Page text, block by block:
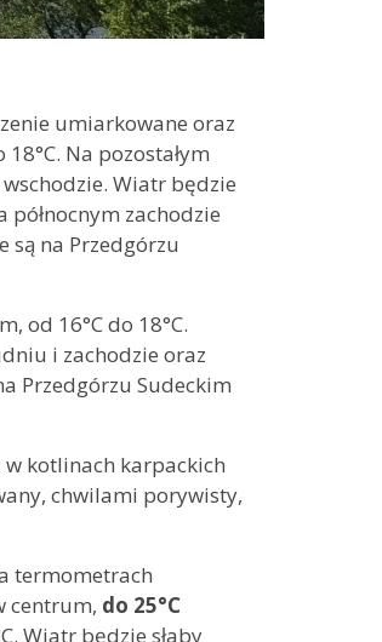
umiarkowane oraz
Na pozostałym
Wiatr będzie
zachodzie
są na Przedgórzu
od 16°C do 18°C.
i zachodzie oraz
Przedgórzu Sudeckim
w kotlinach karpackich
chwilami porywisty,
termometrach
centrum, do 25°C
Wiatr będzie słaby